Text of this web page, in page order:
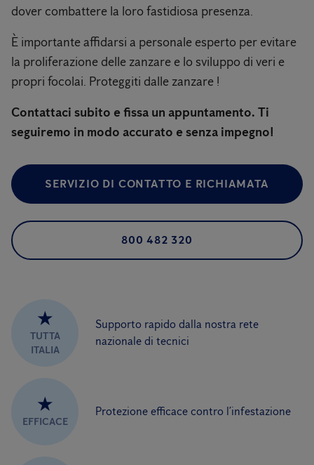
dover combattere la loro fastidiosa presenza.
È importante affidarsi a personale esperto per evitare
la proliferazione delle zanzare e lo sviluppo di veri e
propri focolai. Proteggiti dalle zanzare !
Contattaci subito e fissa un appuntamento. Ti
seguiremo in modo accurato e senza impegno!
SERVIZIO DI CONTATTO E RICHIAMATA
800 482 320
★
TUTTA
ITALIA
Supporto rapido dalla nostra rete
nazionale di tecnici
★
EFFICACE
Protezione efficace contro l’infestazione